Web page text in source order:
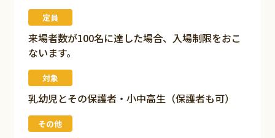
定員
来場者数が100名に達した場合、入場制限をおこ
ないます。
対象
乳幼児とその保護者・小中高生（保護者も可）
その他